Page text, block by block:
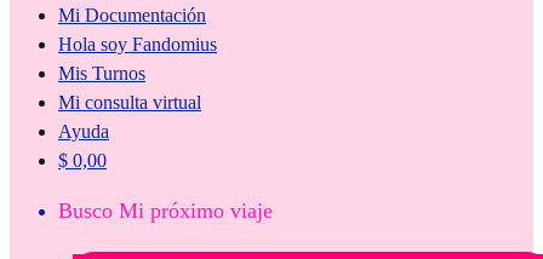
Mi Documentación
Hola soy Fandomius
Mis Turnos
Mi consulta virtual
Ayuda
$ 0,00
Busco Mi próximo viaje